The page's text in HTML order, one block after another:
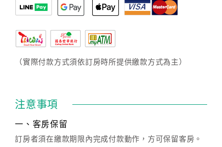
（實際付款方式須依訂房時所提供繳款方式為主）
注意事項
一、客房保留
訂房者須在繳款期限內完成付款動作，方可保留客房。